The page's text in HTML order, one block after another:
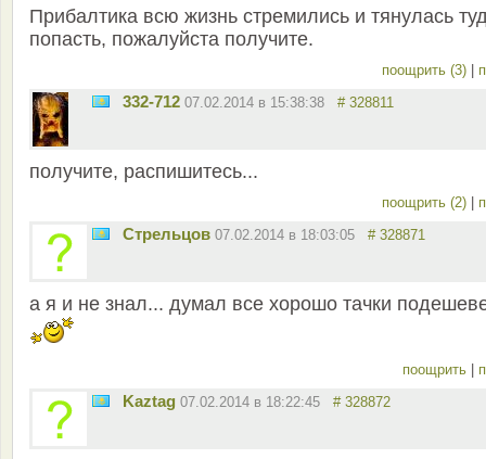
Прибалтика всю жизнь стремились и тянулась
попасть, пожалуйста получите.
поощрить (3)
332-712 07.02.2014 в 15:38:38 # 328811
получите, распишитесь...
поощрить (2)
Стрельцов 07.02.2014 в 18:03:05 # 328871
а я и не знал... думал все хорошо тачки
поощрить
Kaztag 07.02.2014 в 18:22:45 # 328872